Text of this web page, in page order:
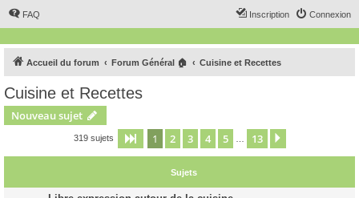
FAQ Connexion
Inscription
Accueil du forum Forum Général 🏠 Cuisine et Recettes
Cuisine et Recettes
Nouveau sujet
319 sujets Page 1sur13
1 2 3 4 5 13
Sujets